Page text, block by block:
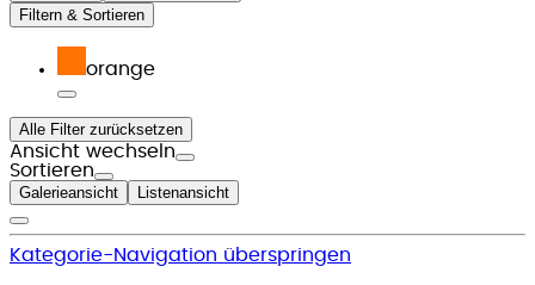
Filtern & Sortieren
orange
Alle Filter zurücksetzen
Ansicht wechseln
Sortieren
Galerieansicht Listenansicht
Kategorie-Navigation überspringen